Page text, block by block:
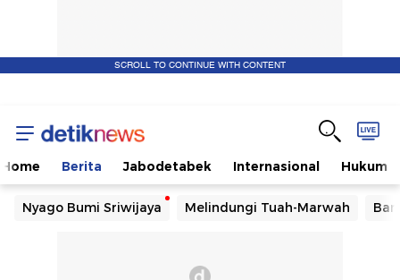
SCROLL TO CONTINUE WITH CONTENT
Home Berita Jabodetabek Internasional Hukum
Nyago Bumi Sriwijaya Melindungi Tuah-Marwah